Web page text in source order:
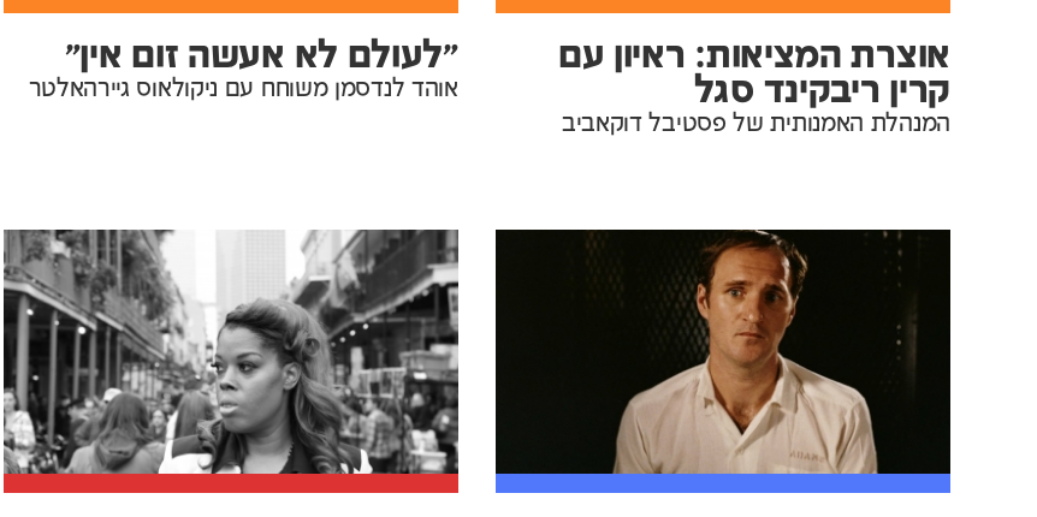
אוצרת המציאות: ראיון עם
קרין ריבקינד סגל
המנהלת האמנותית של פסטיבל דוקאביב
"לעולם לא אעשה זום אין"
אוהד לנדסמן משוחח עם ניקולאוס גיירהאלטר